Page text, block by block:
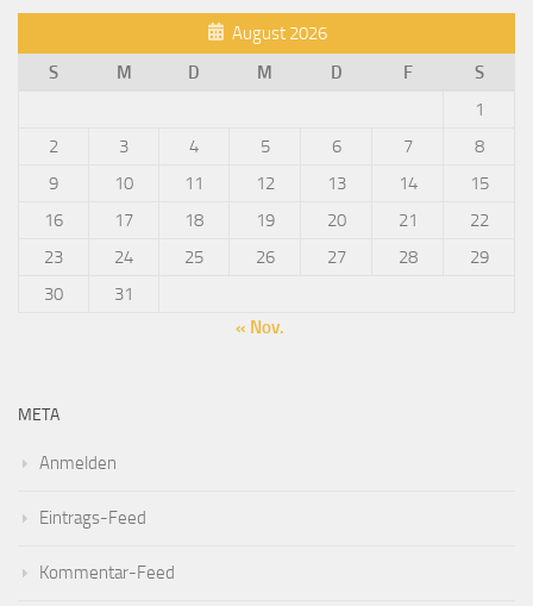
August 2026
S
M D M D F
S
1
2
3 4 5 6 7
8
9
10 11 12 13 14
15
16
17 18 19 20 21
22
23
24 25 26 27 28
29
30
31
« Nov.
META
Anmelden
Eintrags-Feed
Kommentar-Feed